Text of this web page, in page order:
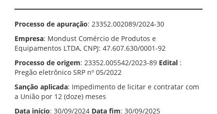
Processo de apuração: 23352.002089/2024-30
Empresa: Mondust Comércio de Produtos e
Equipamentos LTDA, CNPJ: 47.607.630/0001-92
Processo de origem: 23352.005542/2023-89 Edital :
Pregão eletrônico SRP nº 05/2022
Sanção aplicada: Impedimento de licitar e contratar com
a União por 12 (doze) meses
Data início: 30/09/2024 Data fim: 30/09/2025